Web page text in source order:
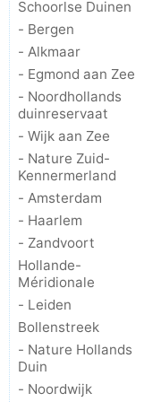
Schoorlse Duinen
- Bergen
- Alkmaar
- Egmond aan Zee
- Noordhollands
duinreservaat
- Wijk aan Zee
- Nature Zuid-
Kennermerland
- Amsterdam
- Haarlem
- Zandvoort
Hollande-
Méridionale
- Leiden
Bollenstreek
- Nature Hollands
Duin
- Noordwijk